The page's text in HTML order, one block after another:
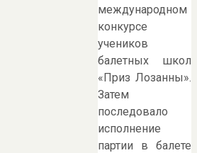
международном
конкурсе
учеников
балетных школ
«Приз Лозанны».
Затем
последовало
исполнение
партии в балете